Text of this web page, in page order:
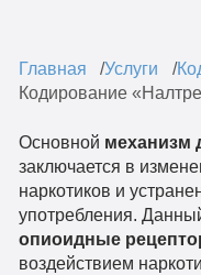
Главная Услуги
Кодирование
Основной механизм
заключается в
наркотиков и
употребления.
опиоидные
воздействием